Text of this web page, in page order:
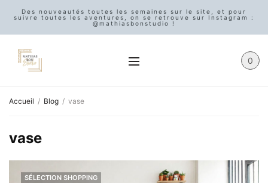
Des nouveautés toutes les semaines sur le site, et pour
suivre toutes les aventures, on se retrouve sur Instagram :
@mathiasbonstudio !
0
Accueil Blog vase
vase
SÉLECTION SHOPPING